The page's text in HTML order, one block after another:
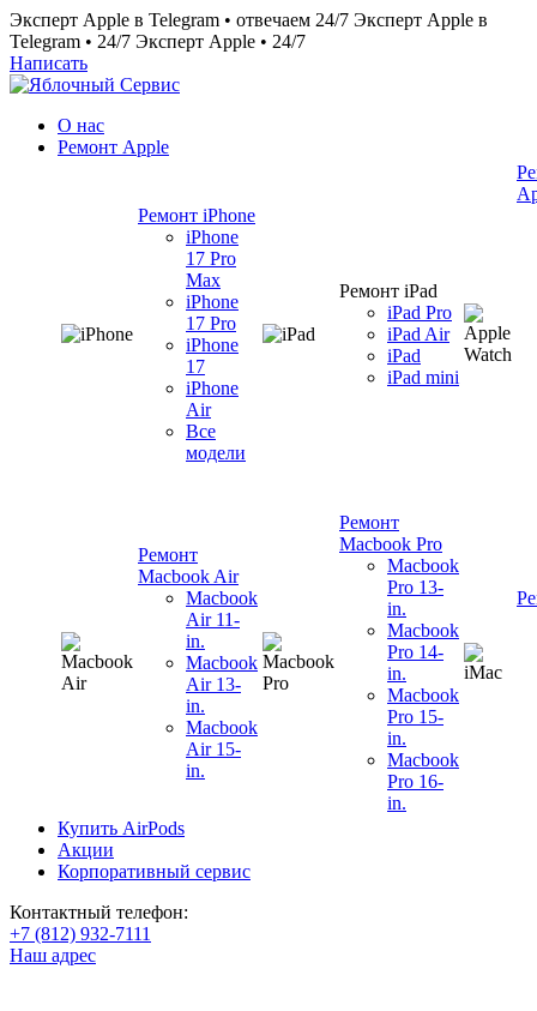
Эксперт Apple в Telegram • отвечаем 24/7 Эксперт Apple в
Telegram • 24/7 Эксперт Apple • 24/7
Написать
О нас
Ремонт Apple
Ремонт iPhone
iPhone
17 Pro
Max
iPhone
17 Pro
iPhone
17
iPhone
Air
Все
модели
Ремонт iPad
iPad Pro
iPad Air
iPad
iPad mini
Ремонт
Macbook Air
Macbook
Air 11-
in.
Macbook
Air 13-
in.
Macbook
Air 15-
in.
Ремонт
Macbook Pro
Macbook
Pro 13-
in.
Macbook
Pro 14-
in.
Macbook
Pro 15-
in.
Macbook
Pro 16-
in.
Купить AirPods
Акции
Корпоративный сервис
Контактный телефон:
+7 (812) 932-7111
Наш адрес